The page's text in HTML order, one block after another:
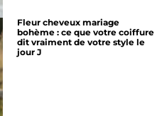
Fleur cheveux mariage
bohème : ce que votre coiffure
dit vraiment de votre style le
jour J